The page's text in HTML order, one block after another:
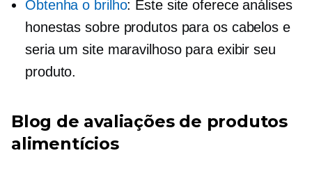
Obtenha o brilho: Este site oferece análises
honestas sobre produtos para os cabelos e
seria um site maravilhoso para exibir seu
produto.
Blog de avaliações de produtos
alimentícios